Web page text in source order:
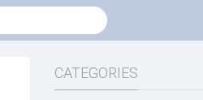
CATEGORIES